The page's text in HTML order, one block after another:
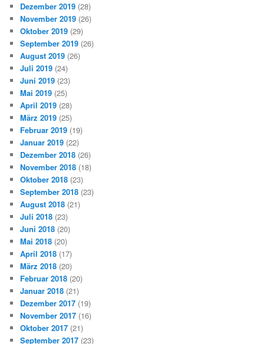
Dezember 2019 (28)
November 2019 (26)
Oktober 2019 (29)
September 2019 (26)
August 2019 (26)
Juli 2019 (24)
Juni 2019 (23)
Mai 2019 (25)
April 2019 (28)
März 2019 (25)
Februar 2019 (19)
Januar 2019 (22)
Dezember 2018 (26)
November 2018 (18)
Oktober 2018 (23)
September 2018 (23)
August 2018 (21)
Juli 2018 (23)
Juni 2018 (20)
Mai 2018 (20)
April 2018 (17)
März 2018 (20)
Februar 2018 (20)
Januar 2018 (21)
Dezember 2017 (19)
November 2017 (16)
Oktober 2017 (21)
September 2017 (23)